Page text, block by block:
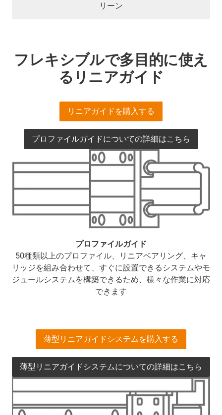
リーン
フレキシブルで多目的に使え
るリニアガイド
プロファイルガイド
50種類以上のプロファイル、リニアベアリング、キャ
リッジを組み合わせて、すぐに設置できるシステムやモ
ジュールシステムを構築できるため、様々な作業に対応
できます
リニアガイドを購入する
プロファイルガイドについての詳細はこちら
薄型リニアガイドシステムを購入する
薄型リニアガイドシステムについての詳細はこちら